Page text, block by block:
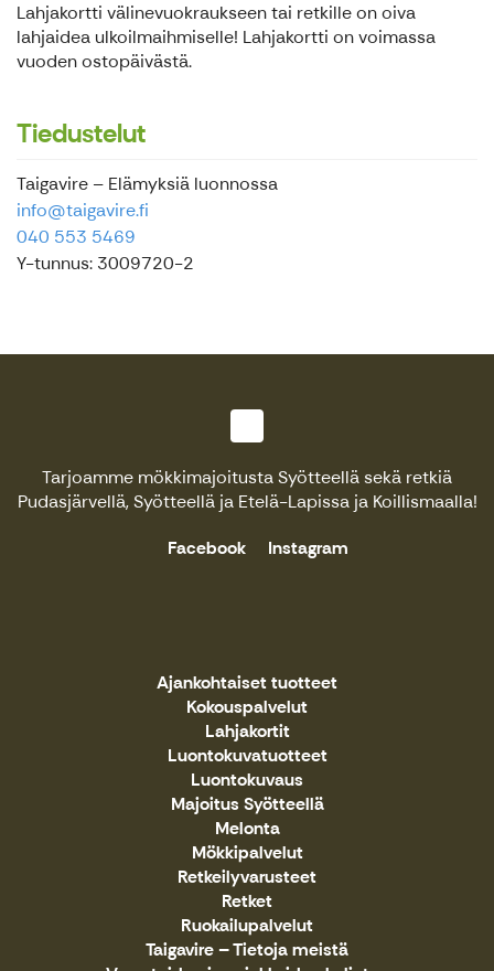
Lahjakortti välinevuokraukseen tai retkille on oiva
lahjaidea ulkoilmaihmiselle! Lahjakortti on voimassa
vuoden ostopäivästä.
Tiedustelut
Taigavire – Elämyksiä luonnossa
info@taigavire.fi
040 553 5469
Y-tunnus: 3009720-2
Tarjoamme mökkimajoitusta Syötteellä sekä retkiä
Pudasjärvellä, Syötteellä ja Etelä-Lapissa ja Koillismaalla!
Facebook
Instagram
Ajankohtaiset tuotteet
Kokouspalvelut
Lahjakortit
Luontokuvatuotteet
Luontokuvaus
Majoitus Syötteellä
Melonta
Mökkipalvelut
Retkeilyvarusteet
Retket
Ruokailupalvelut
Taigavire – Tietoja meistä